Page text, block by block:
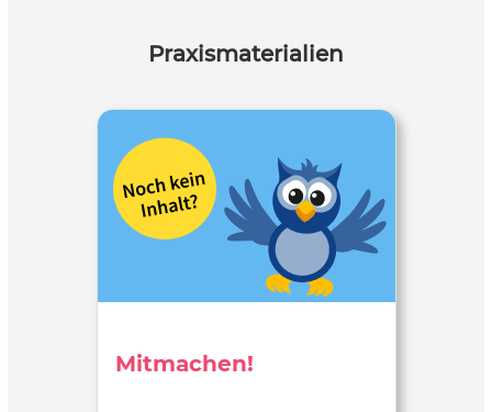
Praxismaterialien
Mitmachen!